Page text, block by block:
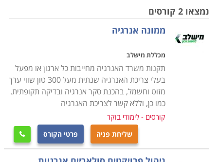
ההבדלים במחירים בין המקורות האנרגטיים השונים גם הם
אינם דרמטיים, והפתרונות הלוגיסטיים אינם מורכבים
במיוחד. במקרה המסובך יתבטא הדבר למשל בהתקנת
ארובה עם המעבר מחימום בתנור חשמלי להסקה בעץ.
אלא שכאמור, כאשר מדובר בארגון גדול, הצורך כמויות רבות
של אנרגיה, כל אחוז בתמחיר יתבטא בכסף רב, וכל שינוי
במקור האנרגטי מחייב תשתית אחרת, הערכות מורכבת,
וצורך בהתאמה של הבקרה העתידית על אותה תשתית,
שנועדה לשמש לאורך שנים. אי לכך, התשתית האנרגטית
ברמה המוסדית דורשת ידע ושיקול דעת מורכב בהרבה
נמצאו 2 קורסים
ממונה אנרגיה
מכללת מישלב
תקנות משרד האנרגיה מחייבות כל ארגון או מפעל
בעלי צריכת האנרגיה שנתית מעל 300 טון שווי ערך
מזוט וחשמל, בהכנת סקר אנרגיה ובדיקה תקופתית.
כמו כן, וללא קשר לצריכת האנרגיה
קורסים - לימודי בוקר
שליחת פניה פרטי הקורס 